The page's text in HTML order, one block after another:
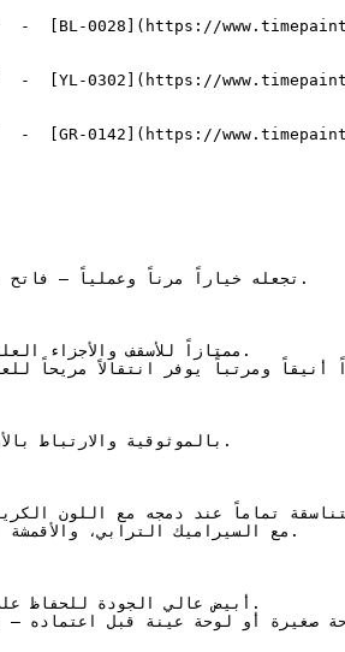
-  [BL-0028](https://
[YL-0302](https://
-  [GR-0142](https://